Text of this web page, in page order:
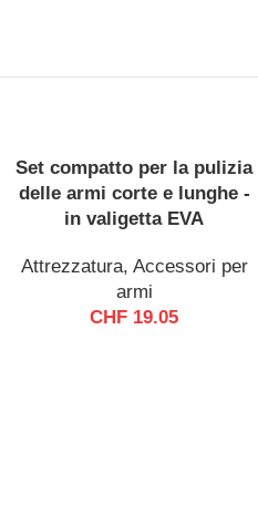
Set compatto per la pulizia
delle armi corte e lunghe -
in valigetta EVA
Attrezzatura, Accessori per
armi
CHF 19.05